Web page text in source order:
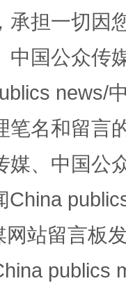
规模
承担一切因
中国公众传
news/
笔名和留言
媒、中国公
China
站留言板
publics